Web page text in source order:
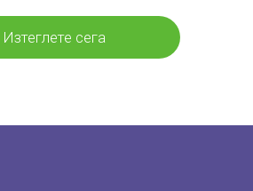
Изтеглете сега